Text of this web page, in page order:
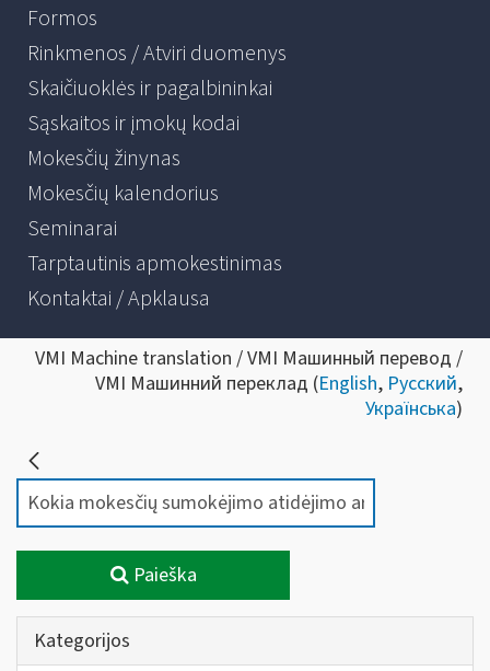
Formos
Rinkmenos / Atviri duomenys
Skaičiuoklės ir pagalbininkai
Sąskaitos ir įmokų kodai
Mokesčių žinynas
Mokesčių kalendorius
Seminarai
Tarptautinis apmokestinimas
Kontaktai / Apklausa
VMI Machine translation / VMI Машинный перевод /
VMI Машинний переклад (English, Русский,
Українська)
Paieška
Kategorijos